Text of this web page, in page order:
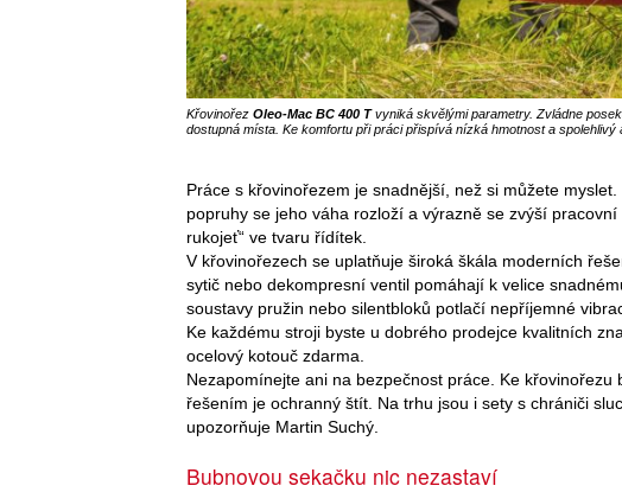
Křovinořez Oleo-Mac BC 400 Tvyniká skvělými parametry. Zvládne
dostupná místa. Ke komfortu při práci přispívá nízká hmotnost a spolehlivý
Práce s křovinořezem je snadnější, než si můžete
popruhy se jeho váha rozloží a výrazně se zvýší
rukojeť“ ve tvaru řídítek.
V křovinořezech se uplatňuje široká škála moderních
sytič nebo dekompresní ventil pomáhají k velice
soustavy pružin nebo silentbloků potlačí nepříjemné
Ke každému stroji byste u dobrého prodejce kvalitních
ocelový kotouč zdarma.
Nezapomínejte ani na bezpečnost práce. Ke
řešením je ochranný štít. Na trhu jsou i sety s chrániči
upozorňuje Martin Suchý.
Bubnovou sekačku nic nezastaví